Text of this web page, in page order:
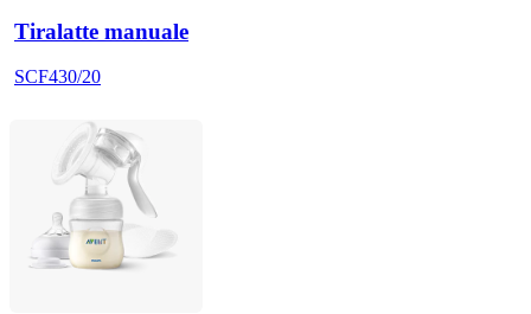
Tiralatte manuale
SCF430/20